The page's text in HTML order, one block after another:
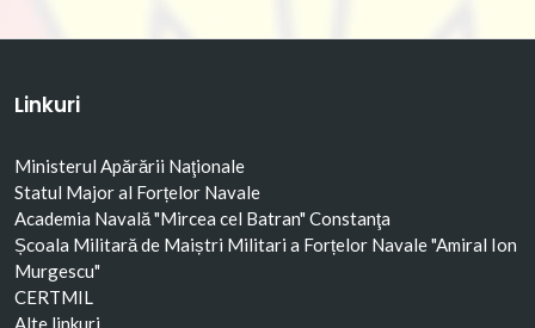
Linkuri
Ministerul Apărării Naţionale
Statul Major al Forțelor Navale
Academia Navală "Mircea cel Batran" Constanţa
Școala Militară de Maiștri Militari a Forțelor Navale "Amiral Ion
Murgescu"
CERTMIL
Alte linkuri